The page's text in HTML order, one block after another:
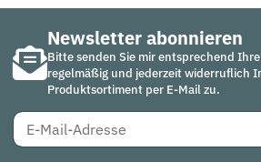
Newsletter abonnieren
Bitte senden Sie mir entsprechend
regelmäßig und jederzeit widerruflich
Produktsortiment per E-Mail zu.